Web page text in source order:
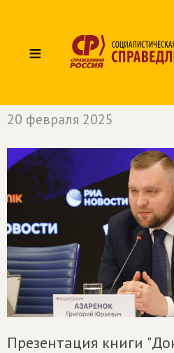
≡
20 февраля 2025
Презентация книги